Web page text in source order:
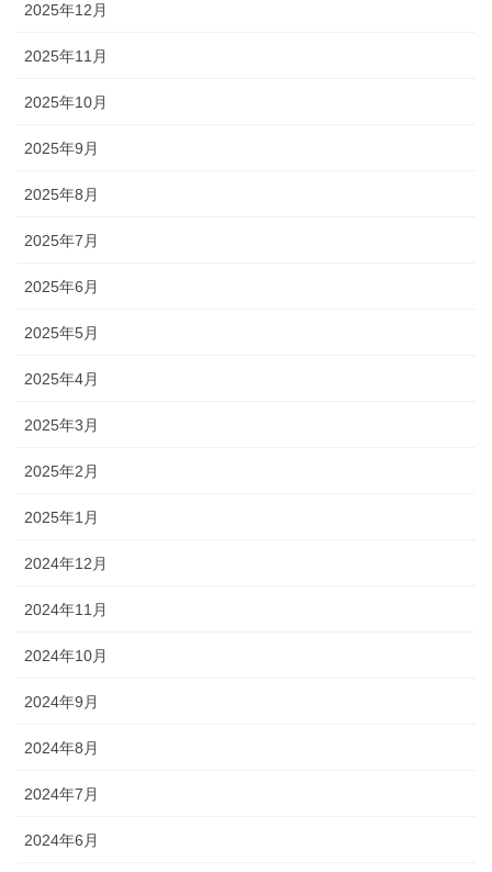
2025年12月
2025年11月
2025年10月
2025年9月
2025年8月
2025年7月
2025年6月
2025年5月
2025年4月
2025年3月
2025年2月
2025年1月
2024年12月
2024年11月
2024年10月
2024年9月
2024年8月
2024年7月
2024年6月